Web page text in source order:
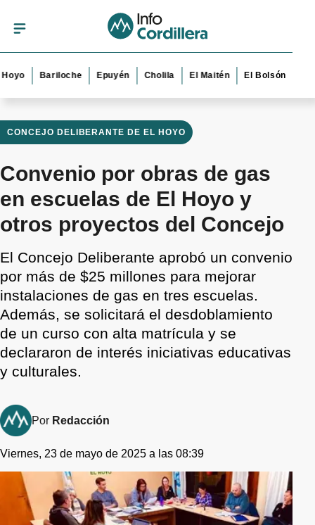
Bariloche Epuyén Cholila El Maitén El Bolsón Esquel
CONCEJO DELIBERANTE DE EL HOYO
Convenio por obras de gas
en escuelas de El Hoyo y
otros proyectos del Concejo
El Concejo Deliberante aprobó un convenio
por más de $25 millones para mejorar
instalaciones de gas en tres escuelas.
Además, se solicitará el desdoblamiento
de un curso con alta matrícula y se
declararon de interés iniciativas educativas
y culturales.
Por Redacción
Viernes, 23 de mayo de 2025 a las 08:39